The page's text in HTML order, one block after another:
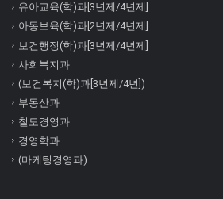
유아교육(학)과[3년제/4년제]
아동보육(학)과[2년제/4년제]
보건행정(학)과[3년제/4년제]
사회복지과
(보건복지(학)과[3년제/4년])
부동산과
철도경영과
경영학과
(마케팅경영과)